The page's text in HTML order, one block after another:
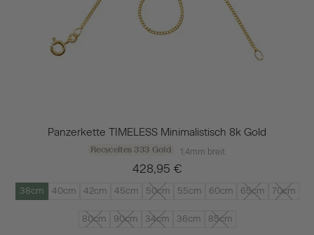
Panzerkette TIMELESS Minimalistisch 8k Gold
Recyceltes 333 Gold 1,4mm breit
428,95 €
38cm 40cm 42cm 45cm 50cm 55cm 60cm 65cm 70cm
80cm 90cm 34cm 36cm 85cm